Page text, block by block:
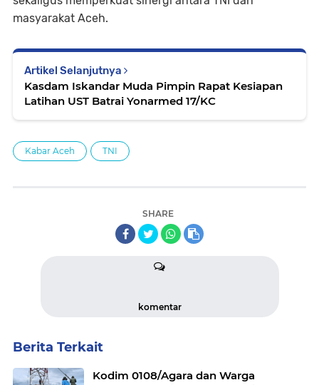
masyarakat Aceh.
Artikel Selanjutnya
Kasdam Iskandar Muda Pimpin Rapat Kesiapan
Latihan UST Batrai Yonarmed 17/KC
Kabar Aceh TNI
SHARE
komentar
Berita Terkait
Kodim 0108/Agara dan Warga